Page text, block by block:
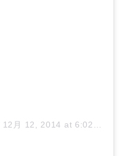
12月 12, 2014 at 6:02午前 PST